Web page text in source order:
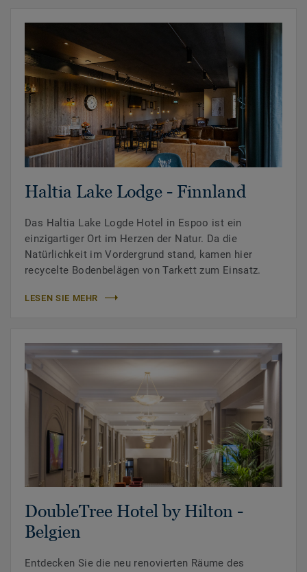
Haltia Lake Lodge - Finnland
Das Haltia Lake Logde Hotel in Espoo ist ein
einzigartiger Ort im Herzen der Natur. Da die
Natürlichkeit im Vordergrund stand, kamen hier
recycelte Bodenbelägen von Tarkett zum Einsatz.
LESEN SIE MEHR
DoubleTree Hotel by Hilton -
Belgien
Entdecken Sie die neu renovierten Räume des